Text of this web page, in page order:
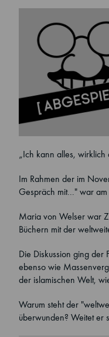
„Ich kann alles, wirklich
Im Rahmen der im
Gespräch mit..." war
Maria von Welser war
Büchern mit der
Die Diskussion ging der
ebenso wie
der islamischen Welt,
Warum steht der
überwunden? Weitet er